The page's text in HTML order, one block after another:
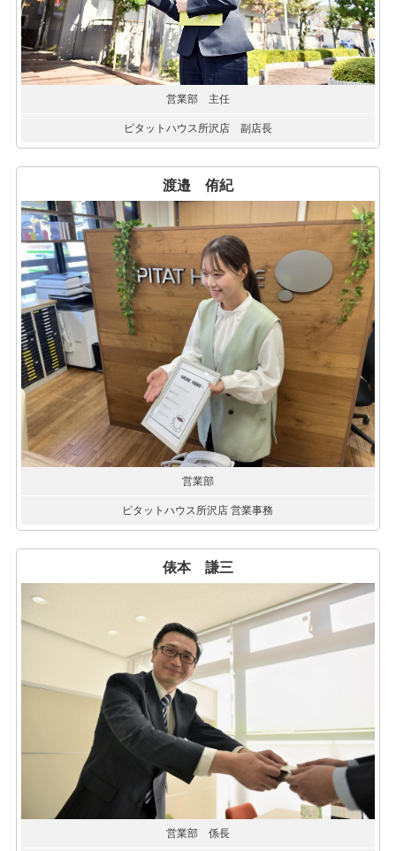
営業部 主任
ピタットハウス所沢店 副店長
渡邉 侑紀
営業部
ピタットハウス所沢店 営業事務
俵本 謙三
営業部 係長